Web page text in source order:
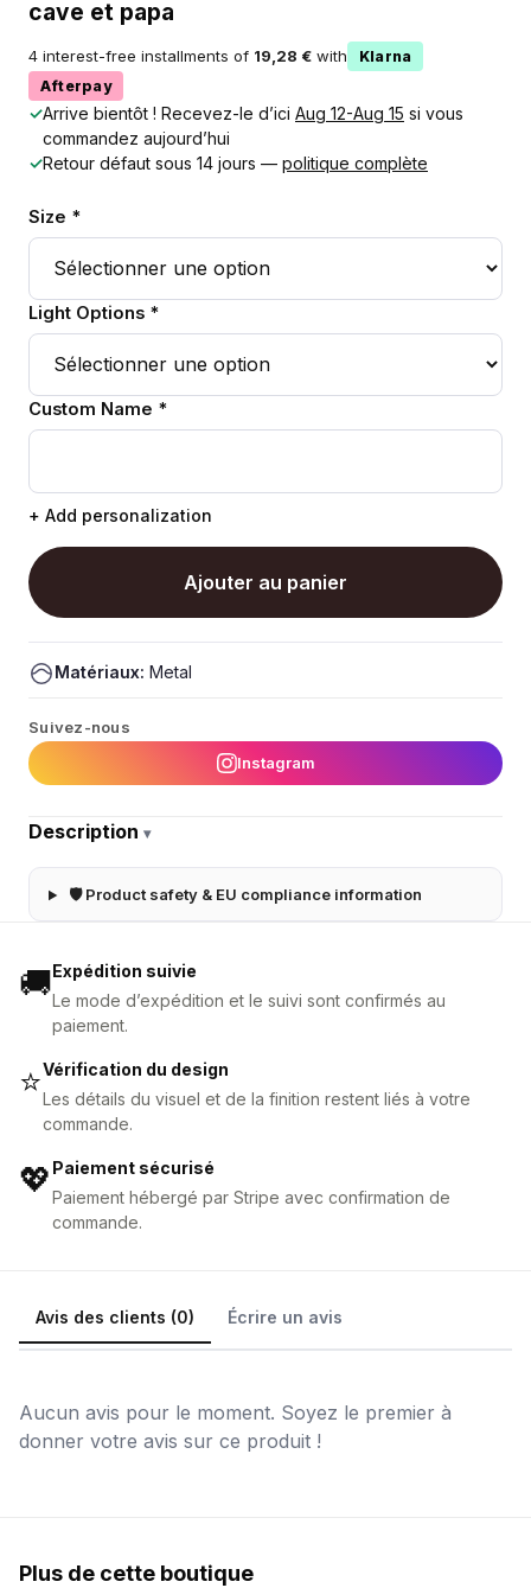
cave et papa
4 interest-free installments of 19,28 € with
Klarna
Afterpay
✓Arrive bientôt ! Recevez-le d’ici Aug 12-Aug 15 si vous
commandez aujourd’hui
✓Retour défaut sous 14 jours — politique complète
Size *
Light Options *
Custom Name *
+ Add personalization
Ajouter au panier
Matériaux: Metal
Suivez-nous
Instagram
Description ▾
🛡 Product safety & EU compliance information
🚚Expédition suivie
Le mode d’expédition et le suivi sont confirmés au
paiement.
⭐Vérification du design
Les détails du visuel et de la finition restent liés à votre
commande.
💖 Paiement sécurisé
Paiement hébergé par Stripe avec confirmation de
commande.
Avis des clients (0) Écrire un avis
Aucun avis pour le moment. Soyez le premier à
donner votre avis sur ce produit !
Plus de cette boutique